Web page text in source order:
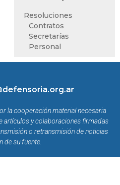
Resoluciones
Contratos
Secretarías
Personal
la cooperación material necesaria
artículos y colaboraciones firmadas
o retransmisión de noticias
de su fuente.